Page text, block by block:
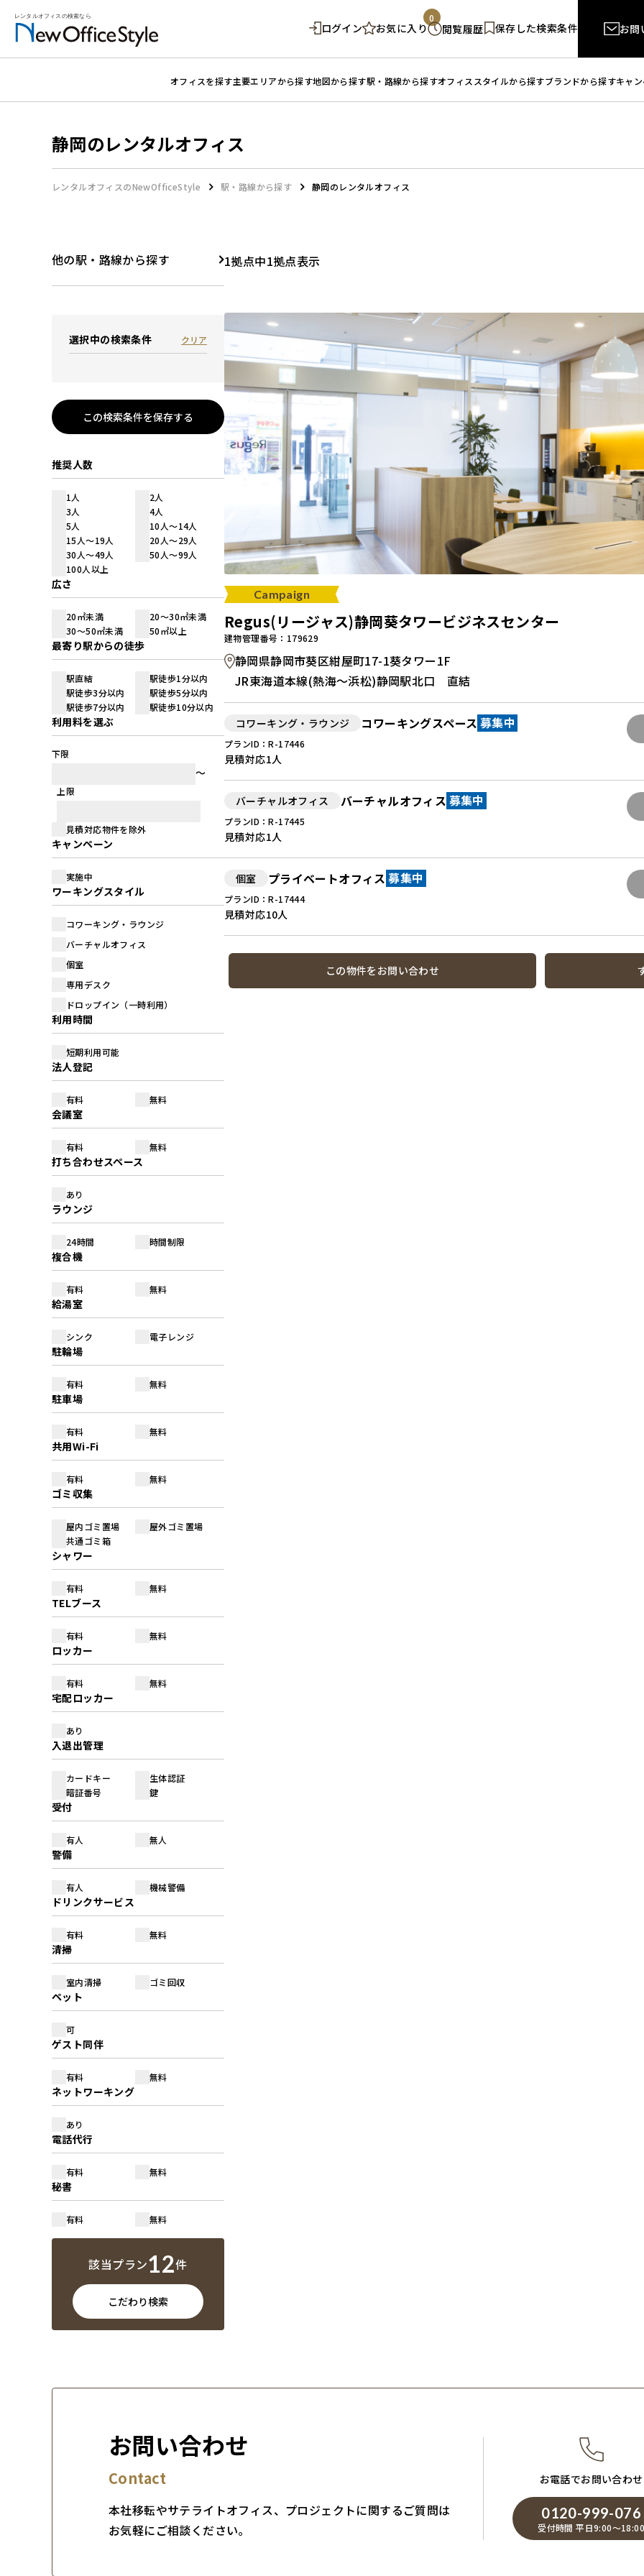
ログイン お気に入り
0
閲覧履歴 保存した検索条件 お問
オフィスを探す主要エリアから探す地図から探す駅・路線から探すオフィススタイルから探すブランドから探すキャ
静岡のレンタルオフィス
レンタルオフィスのNewOfficeStyle 駅・路線から探す 静岡のレンタルオフィス
他の駅・路線から探す
選択中の検索条件 クリア
この検索条件を保存する
推奨人数
1人
2人
3人
4人
5人
10人～14人
15人～19人
20人～29人
30人～49人
50人～99人
100人以上
広さ
20㎡未満
20～30㎡未満
30～50㎡未満
50㎡以上
最寄り駅からの徒歩
駅直結
駅徒歩1分以内
駅徒歩3分以内
駅徒歩5分以内
駅徒歩7分以内
駅徒歩10分以内
利用料を選ぶ
下限
上限
見積対応物件を除外
キャンペーン
実施中
ワーキングスタイル
コワーキング・ラウンジ
バーチャルオフィス
個室
専用デスク
ドロップイン（一時利用）
利用時間
短期利用可能
法人登記
有料 無料
会議室
有料 無料
打ち合わせスペース
あり
ラウンジ
24時間 時間制限
複合機
有料 無料
給湯室
シンク 電子レンジ
駐輪場
有料 無料
駐車場
有料 無料
共用Wi-Fi
有料 無料
ゴミ収集
屋内ゴミ置場
屋外ゴミ置場
共通ゴミ箱
シャワー
有料 無料
TELブース
有料 無料
ロッカー
有料 無料
宅配ロッカー
あり
入退出管理
カードキー
生体認証
暗証番号
鍵
受付
有人 無人
警備
有人 機械警備
ドリンクサービス
有料 無料
清掃
室内清掃 ゴミ回収
ペット
可
ゲスト同伴
有料 無料
ネットワーキング
あり
電話代行
有料 無料
秘書
有料 無料
該当プラン12件
こだわり検索
1拠点中1拠点表示
Campaign
Regus(リージャス)静岡葵タワービジネスセンター
建物管理番号：179629
静岡県静岡市葵区紺屋町17-1葵タワー1F
JR東海道本線(熱海～浜松)静岡駅北口 直結
コワーキング・ラウンジ コワーキングスペース 募集中
プランID：R-17446
見積対応1人
バーチャルオフィス バーチャルオフィス 募集中
プランID：R-17445
見積対応1人
個室 プライベートオフィス 募集中
プランID：R-17444
見積対応10人
この物件をお問い合わせ
お問い合わせ
Contact
本社移転やサテライトオフィス、プロジェクトに関するご質問は
お気軽にご相談ください。
お電話でお問い合わせ
0120-999-076
受付時間 平日9:00～18:00